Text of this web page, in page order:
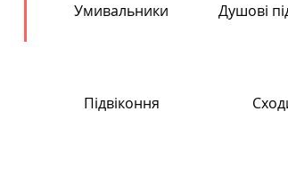
Умивальники Душові
Підвіконня